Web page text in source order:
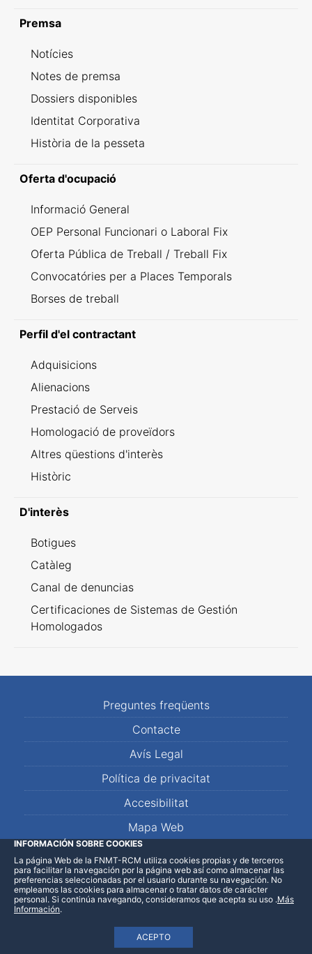
Premsa
Notícies
Notes de premsa
Dossiers disponibles
Identitat Corporativa
Història de la pesseta
Oferta d'ocupació
Informació General
OEP Personal Funcionari o Laboral Fix
Oferta Pública de Treball / Treball Fix
Convocatóries per a Places Temporals
Borses de treball
Perfil d'el contractant
Adquisicions
Alienacions
Prestació de Serveis
Homologació de proveïdors
Altres qüestions d'interès
Històric
D'interès
Botigues
Catàleg
Canal de denuncias
Certificaciones de Sistemas de Gestión
Homologados
Preguntes freqüents
Contacte
Avís Legal
Política de privacitat
Accesibilitat
Mapa Web
LinkedInFacebookWhatsApp
INFORMACIÓN SOBRE COOKIES
La página Web de la FNMT-RCM utiliza cookies propias y de terceros
para facilitar la navegación por la página web así como almacenar las
preferencias seleccionadas por el usuario durante su navegación. No
empleamos las cookies para almacenar o tratar datos de carácter
personal. Si continúa navegando, consideramos que acepta su uso
ACEPTO
.Más
Información.